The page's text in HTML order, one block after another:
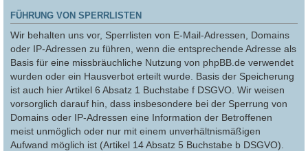
FÜHRUNG VON SPERRLISTEN
Wir behalten uns vor, Sperrlisten von E-Mail-Adressen, Domains
oder IP-Adressen zu führen, wenn die entsprechende Adresse als
Basis für eine missbräuchliche Nutzung von phpBB.de verwendet
wurden oder ein Hausverbot erteilt wurde. Basis der Speicherung
ist auch hier Artikel 6 Absatz 1 Buchstabe f DSGVO. Wir weisen
vorsorglich darauf hin, dass insbesondere bei der Sperrung von
Domains oder IP-Adressen eine Information der Betroffenen
meist unmöglich oder nur mit einem unverhältnismäßigen
Aufwand möglich ist (Artikel 14 Absatz 5 Buchstabe b DSGVO).